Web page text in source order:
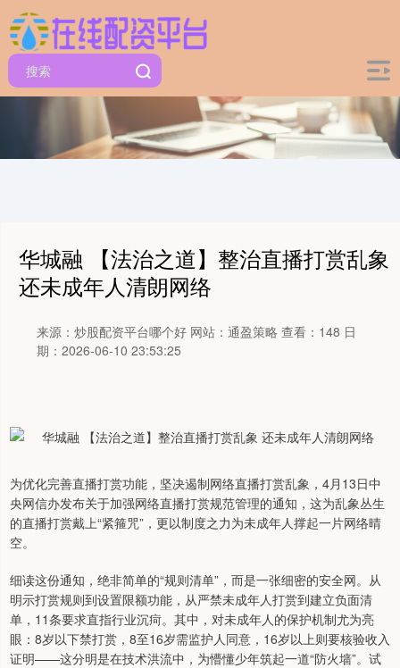
华城融 【法治之道】整治直播打赏乱象
还未成年人清朗网络
来源：炒股配资平台哪个好 网站：通盈策略 查看：148 日
期：2026-06-10 23:53:25
为优化完善直播打赏功能，坚决遏制网络直播打赏乱象，4月13日中
央网信办发布关于加强网络直播打赏规范管理的通知，这为乱象丛生
的直播打赏戴上“紧箍咒”，更以制度之力为未成年人撑起一片网络晴
空。
细读这份通知，绝非简单的“规则清单”，而是一张细密的安全网。从
明示打赏规则到设置限额功能，从严禁未成年人打赏到建立负面清
单，11条要求直指行业沉疴。其中，对未成年人的保护机制尤为亮
眼：8岁以下禁打赏，8至16岁需监护人同意，16岁以上则要核验收入
证明——这分明是在技术洪流中，为懵懂少年筑起一道“防火墙”。试